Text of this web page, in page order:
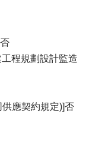
程規劃設計監造
應契約規定)]否